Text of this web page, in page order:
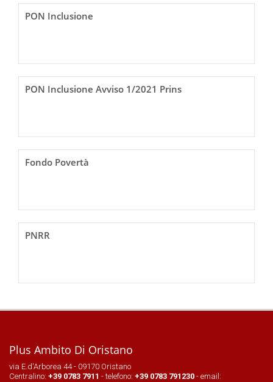
PON Inclusione
PON Inclusione Avviso 1/2021 Prins
Fondo Povertà
PNRR
Plus Ambito Di Oristano
via E.d'Arborea 44 - 09170 Oristano
Centralino: +39 0783 7911 - telefono: +39 0783 791230 - email: